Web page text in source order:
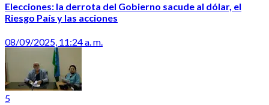
Elecciones: la derrota del Gobierno sacude al dólar, el
Riesgo País y las acciones
08/09/2025, 11:24 a. m.
5